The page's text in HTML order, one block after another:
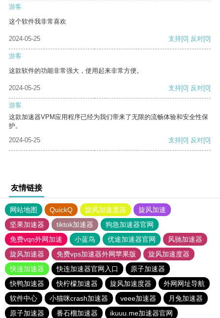
游客
这个软件我非常喜欢
2024-05-25 支持[0] 反对[0]
游客
这款软件的功能非常强大，使用起来非常方便。
2024-05-25 支持[0] 反对[0]
游客
这款加速器VPM应用程序已经为我们带来了无限的流畅体验和安全性保
护。
2024-05-25
支持[0] 反对[0]
友情链接
网站地图 QuickQ 旋风加速度器
旋风加速
坚果加速器
tiktok加速器
狗急加速器官网
免费vqn外网加速
小蓝鸟 优途加速器官网
风驰加速器
旋风加速器
免费vps加速器外网苹果版
旋风加速度器
快连加速器
快连加速器官网入口
原子加速器
快鸭加速器
快柠檬加速器 旋风加速度器
外网网址导航
软件中心
小猫咪crash加速器 veee加速器
月兔加速器
原子加速器
番石榴加速器 ikuuu.me加速器官网